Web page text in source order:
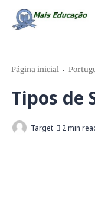
Página inicial
Tipos de
Target 2 min